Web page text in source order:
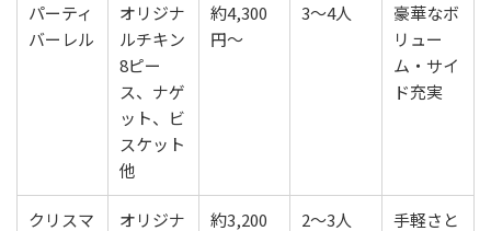
パーティ
バーレル
オリジナ
ルチキン
8ピー
ス、ナゲ
ット、ビ
スケット
他
約4,300
円～
3～4人
豪華なボ
リュー
ム・サイ
ド充実
クリスマ
オリジナ
約3,200
2～3人
手軽さと